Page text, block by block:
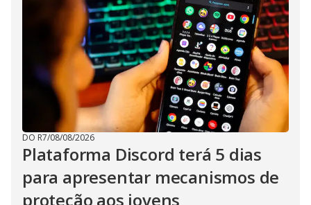
DO R7/08/08/2026
Plataforma Discord terá 5 dias
para apresentar mecanismos de
proteção aos jovens